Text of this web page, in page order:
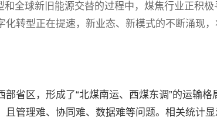
全球新旧能源交替的过程中，煤焦行业正积极
转型正在提速，新业态、新模式的不断涌现
省区，形成了“北煤南运、西煤东调”的运输格
管理难、协同难、数据难等问题。相关统计